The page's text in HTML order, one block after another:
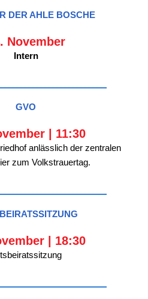
DER AHLE BOSCHE
November
Intern
GVO
| 11:30
anlässlich der zentralen
zum Volkstrauertag.
| 18:30